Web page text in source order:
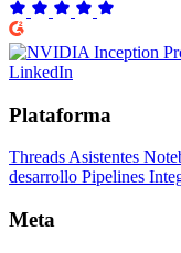
LinkedIn
Plataforma
Threads Asistentes
desarrollo Pipelines
Meta